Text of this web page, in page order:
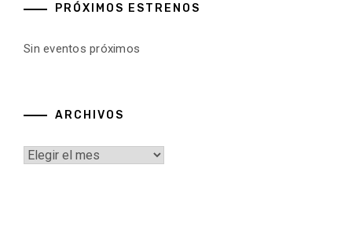
PRÓXIMOS ESTRENOS
Sin eventos próximos
ARCHIVOS
Archivos